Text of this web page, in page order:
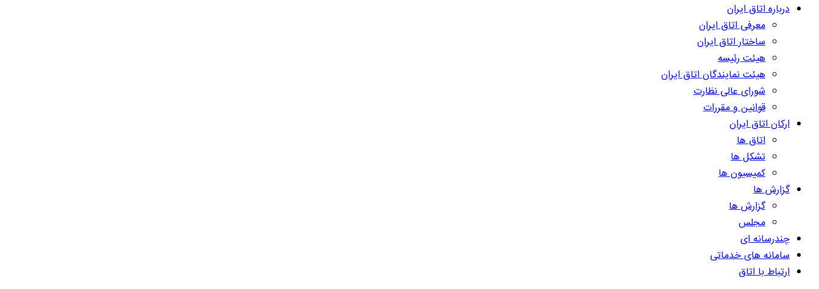
درباره اتاق ایران
معرفی اتاق ایران
ساختار اتاق ایران
هیئت رئیسه
هیئت نمایندگان اتاق ایران
شورای عالی نظارت
قوانین و مقررات
ارکان اتاق ایران
اتاق ها
تشکل ها
کمیسیون ها
گزارش ها
گزارش ها
مجلس
چندرسانه ای
سامانه های خدماتی
ارتباط با اتاق